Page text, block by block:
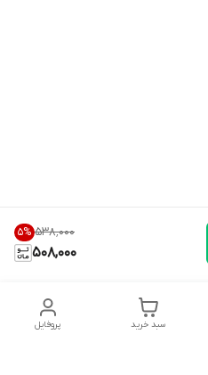
۵۳۸٬۰۰۰ 5%
508,000
پروفایل سبد خرید